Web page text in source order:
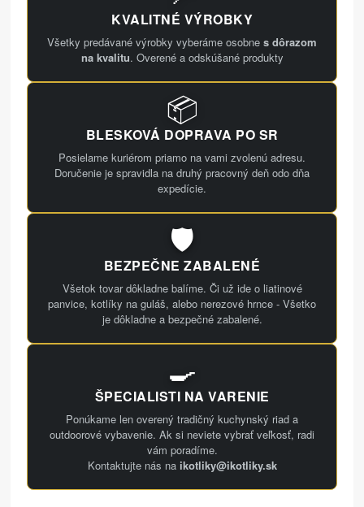
KVALITNÉ VÝROBKY
Všetky predávané výrobky vyberáme osobne s dôrazom
na kvalitu. Overené a odskúšané produkty
📦
BLESKOVÁ DOPRAVA PO SR
Posielame kuriérom priamo na vami zvolenú adresu.
Doručenie je spravidla na druhý pracovný deň odo dňa
expedície.
🛡️
BEZPEČNE ZABALENÉ
Všetok tovar dôkladne balíme. Či už ide o liatinové
panvice, kotlíky na guláš, alebo nerezové hrnce - Všetko
je dôkladne a bezpečné zabalené.
🍳
ŠPECIALISTI NA VARENIE
Ponúkame len overený tradičný kuchynský riad a
outdoorové vybavenie. Ak si neviete vybrať veľkosť, radi
vám poradíme.
Kontaktujte nás na ikotliky@ikotliky.sk